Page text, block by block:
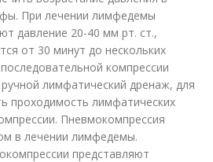
При лечении лимфедемы
давление 20-40 мм рт. ст.,
от 30 минут до нескольких
компрессии
лимфатический дренаж, для
проходимость лимфатических
Пневмокомпрессия
в лечении лимфедемы.
представляют